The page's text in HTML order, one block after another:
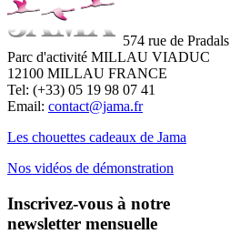
574 rue de Pradals
Parc d'activité MILLAU VIADUC
12100 MILLAU FRANCE
Tel: (+33) 05 19 98 07 41
Email: contact@jama.fr
Les chouettes cadeaux de Jama
Nos vidéos de démonstration
Inscrivez-vous à notre
newsletter mensuelle